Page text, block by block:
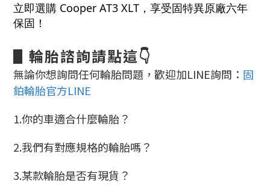
立即選購 Cooper AT3 XLT，享受固特異原廠六年
保固！
▋輪胎諮詢請點這👇
無論你想詢問任何輪胎問題，歡迎加LINE詢問： 固
鉑輪胎官方LINE
1.你的車適合什麼輪胎？
2.我們有對應規格的輪胎嗎？
3.某款輪胎是否有現貨？